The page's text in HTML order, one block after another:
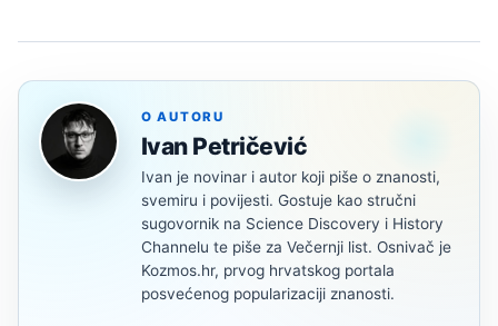
O AUTORU
Ivan Petričević
Ivan je novinar i autor koji piše o znanosti,
svemiru i povijesti. Gostuje kao stručni
sugovornik na Science Discovery i History
Channelu te piše za Večernji list. Osnivač je
Kozmos.hr, prvog hrvatskog portala
posvećenog popularizaciji znanosti.